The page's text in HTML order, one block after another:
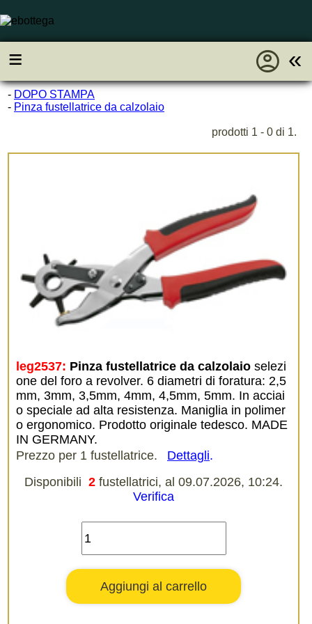
≡ «
account_circle
- DOPO STAMPA
- Pinza fustellatrice da calzolaio
prodotti 1 - 0 di 1.
leg2537: Pinza fustellatrice da calzolaio selezi
one del foro a revolver. 6 diametri di foratura: 2,5
mm, 3mm, 3,5mm, 4mm, 4,5mm, 5mm. In acciai
o speciale ad alta resistenza. Maniglia in polimer
o ergonomico. Prodotto originale tedesco. MADE
IN GERMANY.
Prezzo per 1 fustellatrice.
Dettagli.
Disponibili 2 fustellatrici, al 09.07.2026, 10:24.
Verifica